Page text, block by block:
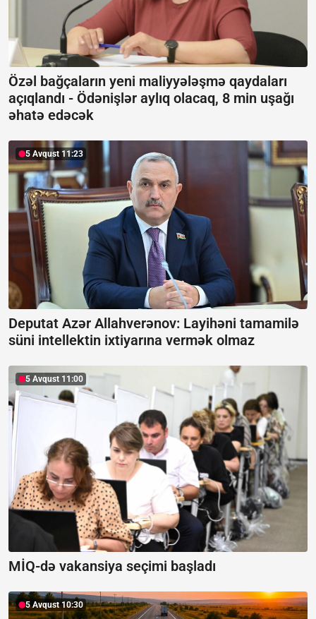
Özəl bağçaların yeni maliyyələşmə qaydaları
açıqlandı - Ödənişlər aylıq olacaq, 8 min uşağı
əhatə edəcək
5 Avqust 11:23
Deputat Azər Allahverənov: Layihəni tamamilə
süni intellektin ixtiyarına vermək olmaz
5 Avqust 11:00
MİQ-də vakansiya seçimi başladı
5 Avqust 10:30